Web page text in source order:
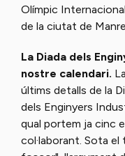
Olímpic
de la ciutat de
La Diada dels
nostre calendari.
últims detalls de la
dels Enginyers
qual portem ja cinc
col·laborant. Sota el